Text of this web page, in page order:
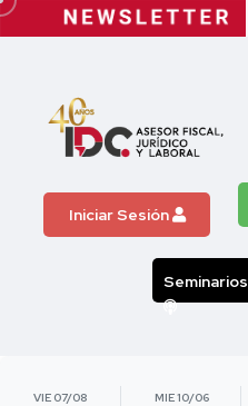
Iniciar Sesión
Seminarios
VIE 07/08 MIE 10/06